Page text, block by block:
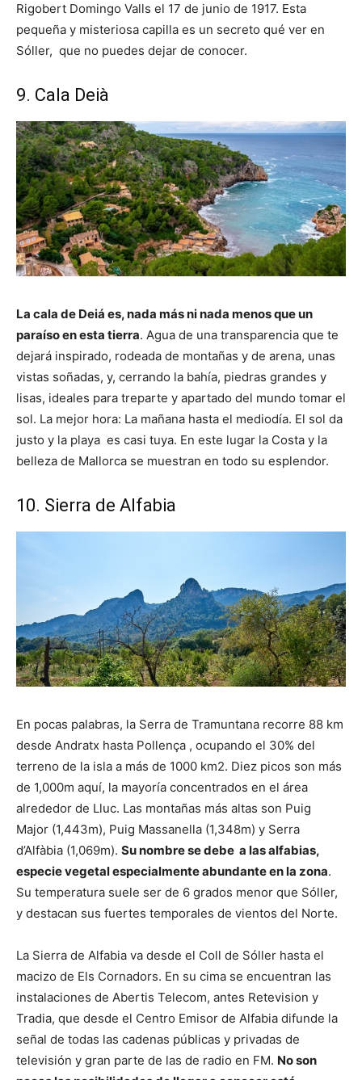
Rigobert Domingo Valls el 17 de junio de 1917. Esta
pequeña y misteriosa capilla es un secreto qué ver en
Sóller, que no puedes dejar de conocer.
9. Cala Deià
La cala de Deiá es, nada más ni nada menos que un
paraíso en esta tierra. Agua de una transparencia que te
dejará inspirado, rodeada de montañas y de arena, unas
vistas soñadas, y, cerrando la bahía, piedras grandes y
lisas, ideales para treparte y apartado del mundo tomar el
sol. La mejor hora: La mañana hasta el mediodía. El sol da
justo y la playa es casi tuya. En este lugar la Costa y la
belleza de Mallorca se muestran en todo su esplendor.
10. Sierra de Alfabia
En pocas palabras, la Serra de Tramuntana recorre 88 km
desde Andratx hasta Pollença , ocupando el 30% del
terreno de la isla a más de 1000 km2. Diez picos son más
de 1,000m aquí, la mayoría concentrados en el área
alrededor de Lluc. Las montañas más altas son Puig
Major (1,443m), Puig Massanella (1,348m) y Serra
d’Alfàbia (1,069m). Su nombre se debe a las alfabias,
especie vegetal especialmente abundante en la zona.
Su temperatura suele ser de 6 grados menor que Sóller,
y destacan sus fuertes temporales de vientos del Norte.
La Sierra de Alfabia va desde el Coll de Sóller hasta el
macizo de Els Cornadors. En su cima se encuentran las
instalaciones de Abertis Telecom, antes Retevision y
Tradia, que desde el Centro Emisor de Alfabia difunde la
señal de todas las cadenas públicas y privadas de
televisión y gran parte de las de radio en FM. No son